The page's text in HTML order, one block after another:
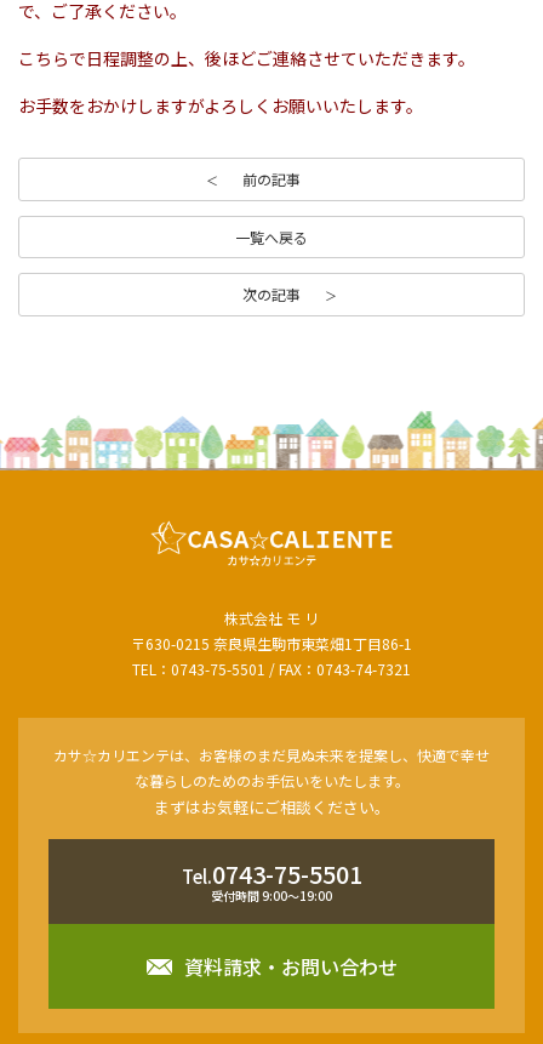
で、ご了承ください。
こちらで日程調整の上、後ほどご連絡させていただきます。
お手数をおかけしますがよろしくお願いいたします。
前の記事
一覧へ戻る
次の記事
株式会社 モ リ
〒630-0215 奈良県生駒市東菜畑1丁目86-1
TEL：0743-75-5501 / FAX：0743-74-7321
カサ☆カリエンテは、お客様のまだ見ぬ未来を提案し、快適で幸せ
な暮らしのためのお手伝いをいたします。
まずはお気軽にご相談ください。
Tel.0743-75-5501
受付時間 9:00〜19:00
資料請求・お問い合わせ